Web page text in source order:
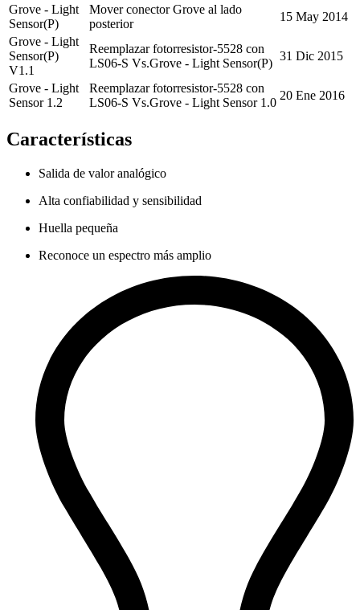
Grove - Light
Sensor(P)
Mover conector Grove al lado
posterior
15 May 2014
Grove - Light
Sensor(P)
V1.1
Reemplazar fotorresistor-5528 con
LS06-S Vs.Grove - Light Sensor(P)
31 Dic 2015
Grove - Light
Sensor 1.2
Reemplazar fotorresistor-5528 con
LS06-S Vs.Grove - Light Sensor 1.0
20 Ene 2016
Características
Salida de valor analógico
Alta confiabilidad y sensibilidad
Huella pequeña
Reconoce un espectro más amplio